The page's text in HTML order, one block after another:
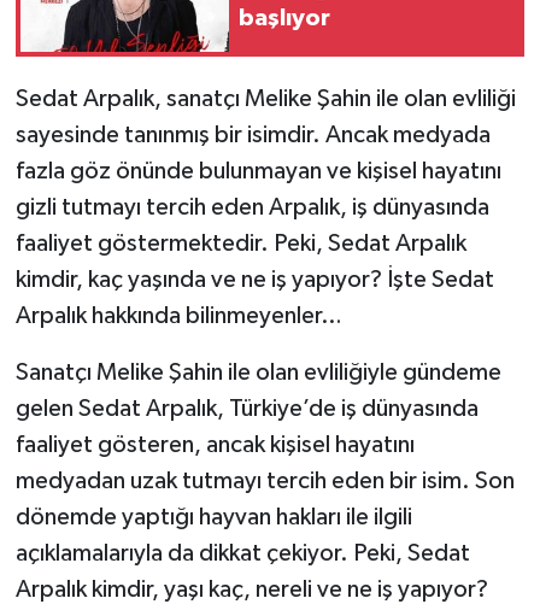
başlıyor
Sedat Arpalık, sanatçı Melike Şahin ile olan evliliği
sayesinde tanınmış bir isimdir. Ancak medyada
fazla göz önünde bulunmayan ve kişisel hayatını
gizli tutmayı tercih eden Arpalık, iş dünyasında
faaliyet göstermektedir. Peki, Sedat Arpalık
kimdir, kaç yaşında ve ne iş yapıyor? İşte Sedat
Arpalık hakkında bilinmeyenler…
Sanatçı Melike Şahin ile olan evliliğiyle gündeme
gelen Sedat Arpalık, Türkiye’de iş dünyasında
faaliyet gösteren, ancak kişisel hayatını
medyadan uzak tutmayı tercih eden bir isim. Son
dönemde yaptığı hayvan hakları ile ilgili
açıklamalarıyla da dikkat çekiyor. Peki, Sedat
Arpalık kimdir, yaşı kaç, nereli ve ne iş yapıyor?